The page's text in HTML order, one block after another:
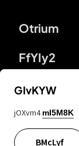
Otrium
FfYIy2
DDcvSo
GIvKYW
jOXvm4 mI5M8K
BMcLyf